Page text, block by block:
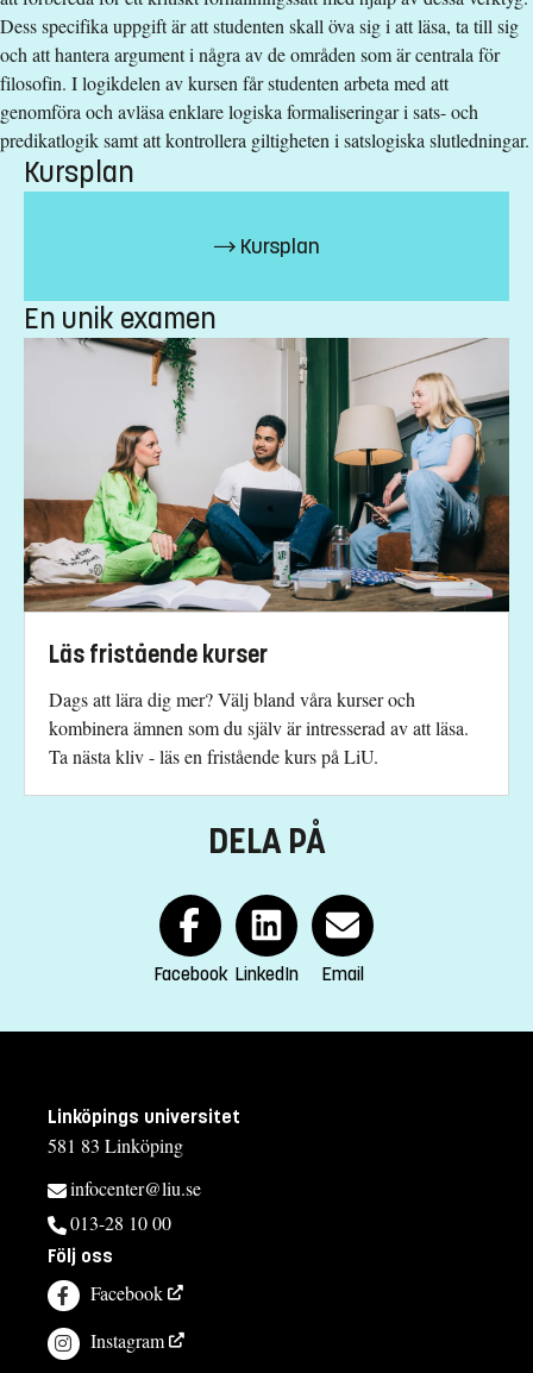
Undervisningstid:Dagtid
Undervisningsspråk:Svenska
Anmälningskod
LIU-4Z003
Antal platser:
Särskilda förkunskapskrav
Betyg (33%) högskoleprov (33%) akademiska poäng (33%)
Studieavgift
13500 kr - OBS! Gäller bara studenter utanför EU/EES och
Har du frågor om kursen, kontakta oss.
Elin Palm
elin.palm@liu.se
+4613285636
Monica Wise
monica.wise@liu.se
+4613281979
Dess specifika uppgift är att studenten skall öva sig i att läsa, ta till sig
och att hantera argument i några av de områden som är centrala för
filosofin. I logikdelen av kursen får studenten arbeta med att
genomföra och avläsa enklare logiska formaliseringar i sats- och
predikatlogik samt att kontrollera giltigheten i satslogiska slutledningar.
Kursplan
Kursplan
En unik examen
Läs fristående kurser
Dags att lära dig mer? Välj bland våra kurser och
kombinera ämnen som du själv är intresserad av att läsa.
Ta nästa kliv - läs en fristående kurs på LiU.
DELA PÅ
Facebook LinkedIn Email
Linköpings universitet
581 83 Linköping
infocenter@liu.se
013-28 10 00
Följ oss
Facebook
Instagram